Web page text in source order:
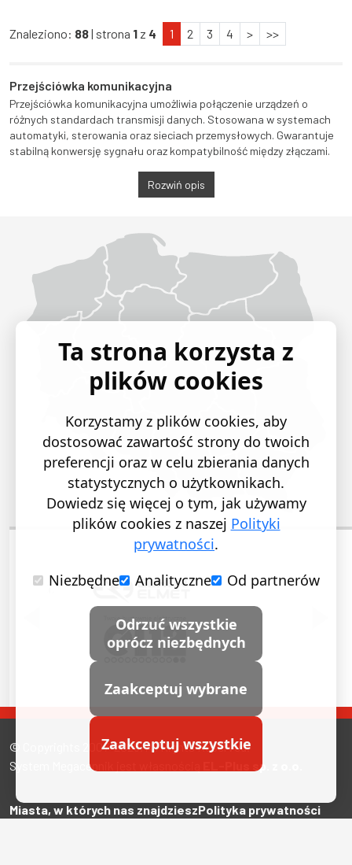
Znaleziono: 88| strona 1 z 4 1 2 3 4 > >>
Przejściówka komunikacyjna
Przejściówka komunikacyjna umożliwia połączenie urządzeń o
różnych standardach transmisji danych. Stosowana w systemach
automatyki, sterowania oraz sieciach przemysłowych. Gwarantuje
stabilną konwersję sygnału oraz kompatybilność między złączami.
Rozwiń opis
POPRZEDNI SLAJD
© Copyrights 2007-2026. All Rights Reserved.
Miasta, w których nas znajdzieszPolityka prywatności
Ta strona korzysta z
plików cookies
Korzystamy z plików cookies, aby
dostosować zawartość strony do twoich
preferencji oraz w celu zbierania danych
statystycznych o użytkownikach.
Dowiedz się więcej o tym, jak używamy
plików cookies z naszej Polityki
prywatności.
Niezbędne
Analityczne Od partnerów
Odrzuć wszystkie
oprócz niezbędnych
Zaakceptuj wybrane
Zaakceptuj wszystkie